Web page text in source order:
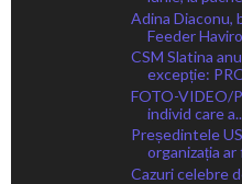
Adina Diaconu,
Feeder
CSM Slatina
excepție:
FOTO-VIDEO/
individ care
Președintele
organizația ar
Cazuri celebre